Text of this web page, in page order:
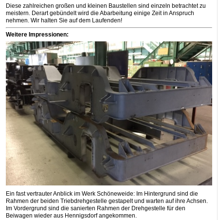
Diese zahlreichen großen und kleinen Baustellen sind einzeln betrachtet zu
meistern. Derart gebündelt wird die Abarbeitung einige Zeit in Anspruch
nehmen. Wir halten Sie auf dem Laufenden!
Weitere Impressionen:
Ein fast vertrauter Anblick im Werk Schöneweide: Im Hintergrund sind die
Rahmen der beiden Triebdrehgestelle gestapelt und warten auf ihre Achsen.
Im Vordergrund sind die sanierten Rahmen der Drehgestelle für den
Beiwagen wieder aus Hennigsdorf angekommen.